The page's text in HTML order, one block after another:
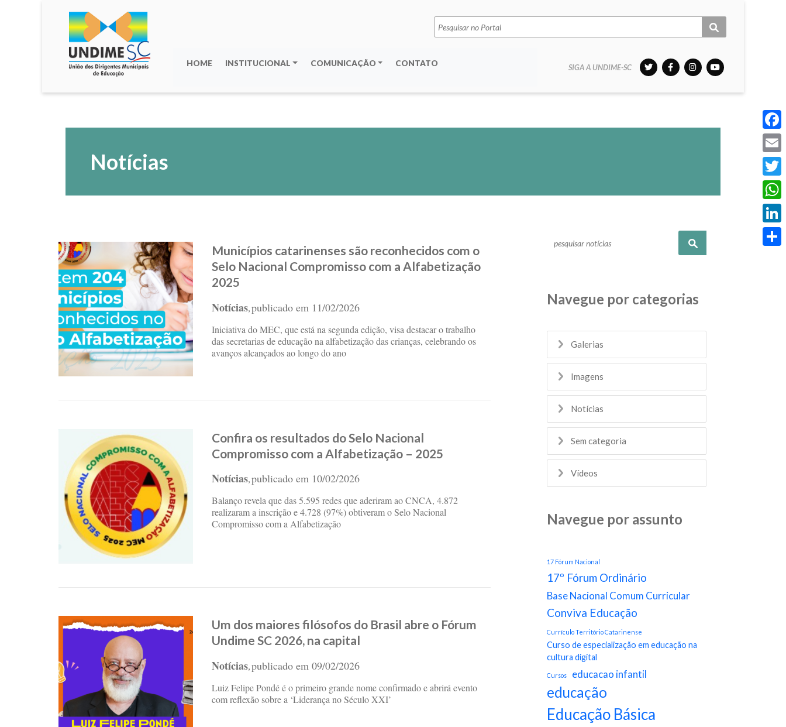
Pesquisar
por:
HOME INSTITUCIONAL COMUNICAÇÃO CONTATO SIGA A UNDIME-SC
Notícias
Municípios catarinenses são reconhecidos com o
Selo Nacional Compromisso com a Alfabetização
2025
Notícias publicado em 11/02/2026
Iniciativa do MEC, que está na segunda edição, visa destacar o trabalho
das secretarias de educação na alfabetização das crianças, celebrando os
avanços alcançados ao longo do ano
Confira os resultados do Selo Nacional
Compromisso com a Alfabetização – 2025
Notícias,publicado em 10/02/2026
Balanço revela que das 5.595 redes que aderiram ao CNCA, 4.872
realizaram a inscrição e 4.728 (97%) obtiveram o Selo Nacional
Compromisso com a Alfabetização
Um dos maiores filósofos do Brasil abre o Fórum
Undime SC 2026, na capital
Notícias,publicado em 09/02/2026
Luiz Felipe Pondé é o primeiro grande nome confirmado e abrirá evento
com reflexão sobre a ‘Liderança no Século XXI’
Navegue por categorias
Galerias
Imagens
Notícias
Sem categoria
Vídeos
Navegue por assunto
17 Fórum Nacional
17º Fórum Ordinário
Base Nacional Comum Curricular
Conviva Educação
Currículo Território Catarinense
Curso de especialização em educação na
cultura digital
Cursos educacao infantil
educação
Educação Básica
Email